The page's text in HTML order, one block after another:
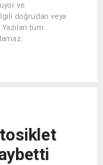
ve
doğrudan veya
tüm